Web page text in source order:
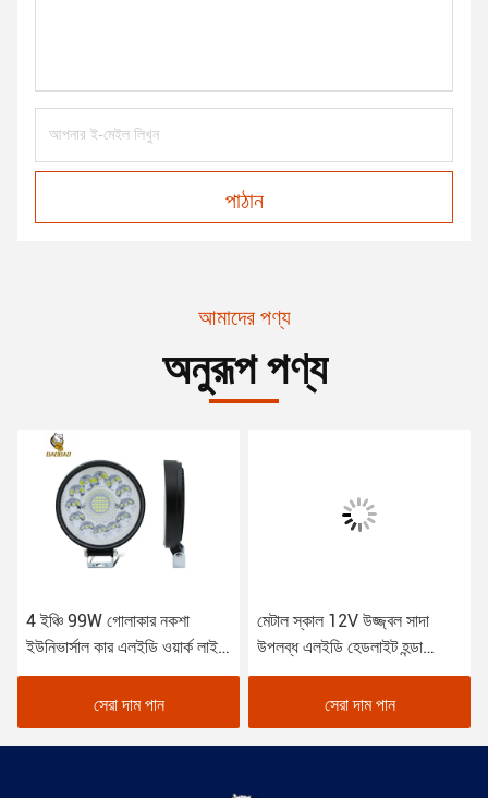
পাঠান
আমাদের পণ্য
অনুরূপ পণ্য
4 ইঞ্চি 99W গোলাকার নকশা
ইউনিভার্সাল কার এলইডি ওয়ার্ক লাইট
ট্রাকের জন্য
সেরা দাম পান
মেটাল স্কাল 12V উজ্জ্বল সাদা
উপলব্ধ এলইডি হেডলাইট হন্ডা
বাইকের জন্য
সেরা দাম পান